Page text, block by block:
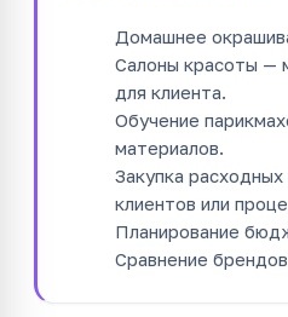
Домашнее
Салоны красоты —
для клиента.
Обучение
материалов.
Закупка
клиентов или
Планирование
Сравнение